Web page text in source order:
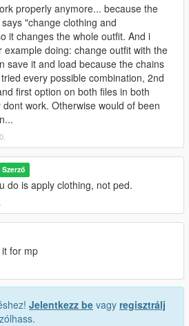
properly anymore... because the
"change clothing and
it changes the whole outfit. And i
example doing: change outfit with the
save it and load because the chains
every possible combination, 2nd
first option on both files in both
work. Otherwise would of been
Szerző
do is apply clothing, not ped.
for mp
Jelentkezz be vagy regisztrálj